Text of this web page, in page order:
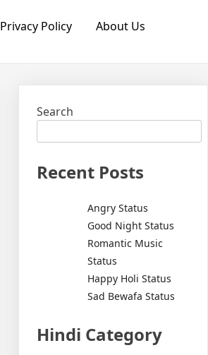
Privacy Policy About Us
Search
Recent Posts
Angry Status
Good Night Status
Romantic Music
Status
Happy Holi Status
Sad Bewafa Status
Hindi Category